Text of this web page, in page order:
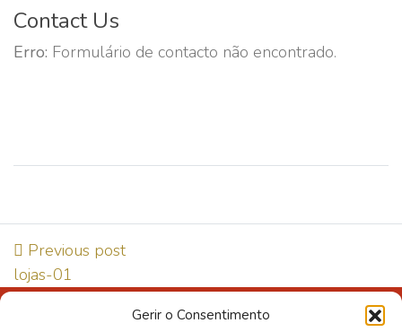
Gerir o Consentimento
Contact Us
Erro: Formulário de contacto não encontrado.
Previous post
lojas-01